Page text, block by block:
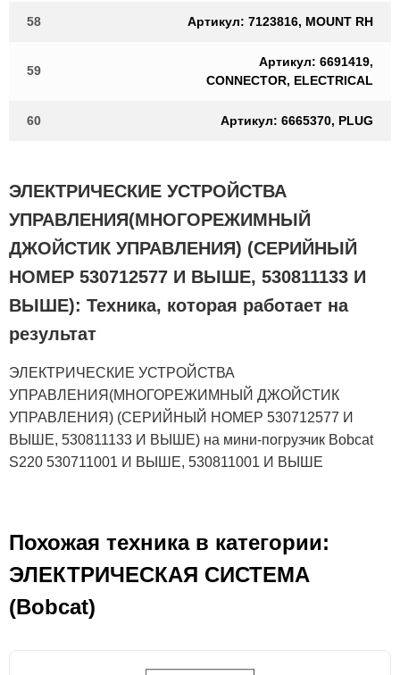
58 Артикул: 7123816, MOUNT RH
59
Артикул: 6691419,
CONNECTOR, ELECTRICAL
60 Артикул: 6665370, PLUG
ЭЛЕКТРИЧЕСКИЕ УСТРОЙСТВА
УПРАВЛЕНИЯ(МНОГОРЕЖИМНЫЙ
ДЖОЙСТИК УПРАВЛЕНИЯ) (СЕРИЙНЫЙ
НОМЕР 530712577 И ВЫШЕ, 530811133 И
ВЫШЕ): Техника, которая работает на
результат
ЭЛЕКТРИЧЕСКИЕ УСТРОЙСТВА
УПРАВЛЕНИЯ(МНОГОРЕЖИМНЫЙ ДЖОЙСТИК
УПРАВЛЕНИЯ) (СЕРИЙНЫЙ НОМЕР 530712577 И
ВЫШЕ, 530811133 И ВЫШЕ) на мини-погрузчик Bobcat
S220 530711001 И ВЫШЕ, 530811001 И ВЫШЕ
Похожая техника в категории:
ЭЛЕКТРИЧЕСКАЯ СИСТЕМА
(Bobcat)